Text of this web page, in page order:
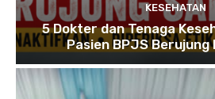
KESEHATAN
5 Dokter dan Tenaga
Pasien BPJS Berujung